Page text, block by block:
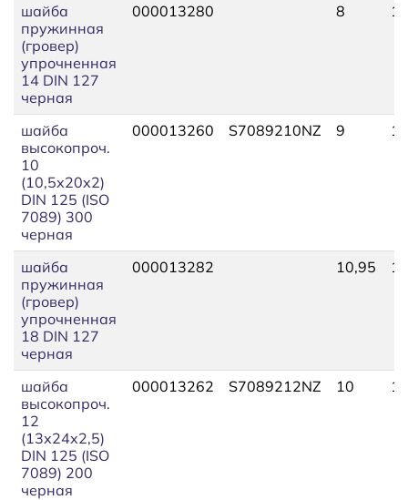
шайба
пружинная
(гровер)
упрочненная
14 DIN 127
черная
000013280 8
шайба
высокопроч.
10
(10,5х20х2)
DIN 125 (ISO
7089) 300
черная
000013260 S7089210NZ 9
шайба
пружинная
(гровер)
упрочненная
18 DIN 127
черная
000013282 10,95
шайба
высокопроч.
12
(13х24х2,5)
DIN 125 (ISO
7089) 200
черная
000013262 S7089212NZ 10